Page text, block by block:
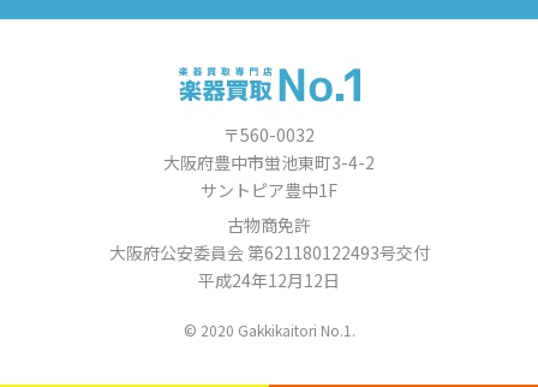
〒560-0032
大阪府豊中市蛍池東町3-4-2
サントピア豊中1F
古物商免許
大阪府公安委員会 第621180122493号交付
平成24年12月12日
© 2020 Gakkikaitori No.1.